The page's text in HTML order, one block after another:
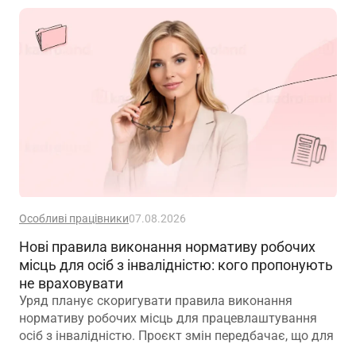
Особливі працівники07.08.2026
Нові правила виконання нормативу робочих
місць для осіб з інвалідністю: кого пропонують
не враховувати
Уряд планує скоригувати правила виконання
нормативу робочих місць для працевлаштування
осіб з інвалідністю. Проєкт змін передбачає, що для